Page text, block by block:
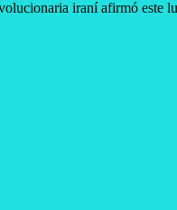
iraní afirmó este